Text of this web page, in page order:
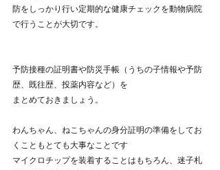
防をしっかり行い定期的な健康チェックを動物病院
で行うことが大切です。
予防接種の証明書や防災手帳（うちの子情報や予防
歴、既往歴、投薬内容など）を
まとめておきましょう。
わんちゃん、ねこちゃんの身分証明の準備をしてお
くこともとても大事なことです
マイクロチップを装着することはもちろん、迷子札